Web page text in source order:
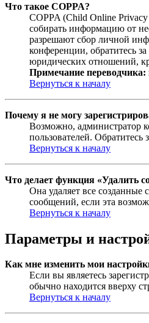
Что такое COPPA?
COPPA (Child Online
собирать информацию от
разрешают сбор личной
конференции, обратитесь
юридических отношений,
Примечание
Вернуться к началу
Почему я не могу
Возможно, администратор
пользователей.
Вернуться к началу
Что делает функция «Удалить
Она удаляет все
сообщений, если эта
Вернуться к началу
Параметры и
Как мне изменить мои
Если вы являетесь
обычно находится вверху
Вернуться к началу